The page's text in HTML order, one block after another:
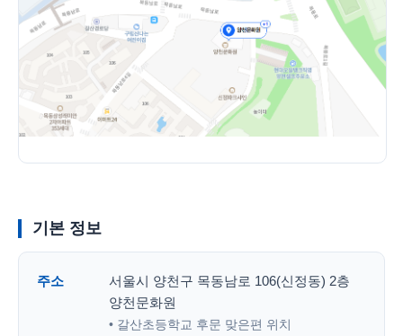
기본 정보
주소
서울시 양천구 목동남로 106(신정동) 2층
양천문화원
• 갈산초등학교 후문 맞은편 위치